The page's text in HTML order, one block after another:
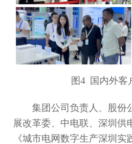
图4 国内外客
集团公司负责人、股份
展改革委、中电联、深圳供
《城市电网数字生产深圳